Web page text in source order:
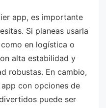
app, es importante
Si planeas usarla
en logística o
alta estabilidad y
robustas. En cambio,
con opciones de
puede ser